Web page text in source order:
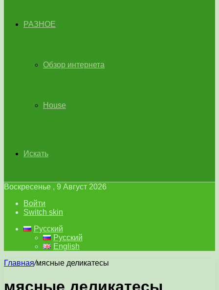
РАЗНОЕ
Обзор интернета
House
Искать
Воскресенье , 9 Август 2026
Войти
Switch skin
Русский
Русский
English
Главная/мясные деликатесы